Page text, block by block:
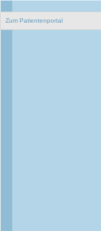
Zum Patientenportal